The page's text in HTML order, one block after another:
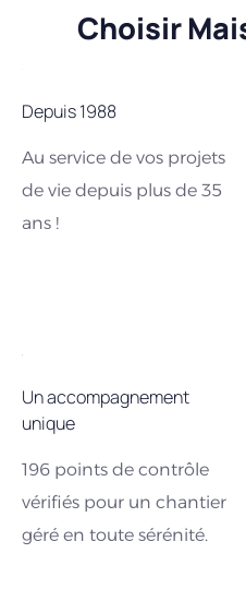
Choisir
Depuis 1988
Au service de vos projets
de vie depuis plus de 35
ans !
Un accompagnement
unique
196 points de contrôle
vérifiés pour un chantier
géré en toute sérénité.